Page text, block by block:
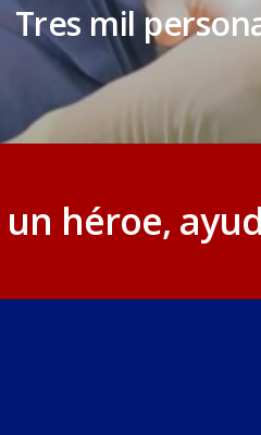
Tres mil
un héroe,